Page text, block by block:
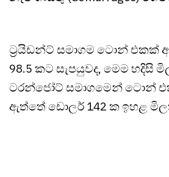
ට්‍රයිඩන්ට් සමාගම ටොන් එකක්
98.5 කට සැපයුවද, මෙම හදිසි
ටරන්ජෝට් සමාගමෙන් ටොන්
ඇත්තේ ඩොලර් 142 ක ඉහළ